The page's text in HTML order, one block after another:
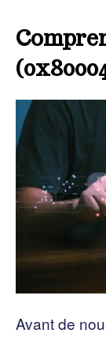
Avant de